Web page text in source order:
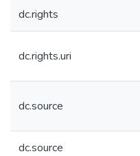
dc.rights
dc.rights.uri
dc.source
dc.source